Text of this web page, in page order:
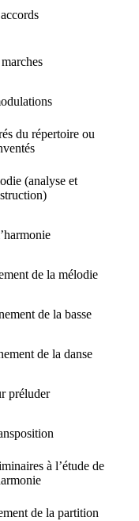
du répertoire ou
(analyse et
de la mélodie
de la basse
de la danse
préluder
à l’étude de
de la partition